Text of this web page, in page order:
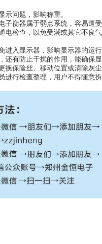
问题，影响称重。
衡器属于弱点系统，容易遭受
检查，以免受潮或其它不良气
入显示器，影响显示器的运行
有防止干扰的作用，能确保显
保险丝、移动位置或清除灰尘
行检查整理，用户不得随意